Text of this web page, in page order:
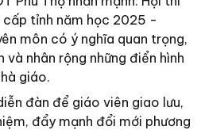
cấp tỉnh năm học 2025 -
môn có ý nghĩa quan trọng,
nhân rộng những điển hình
giáo.
đàn để giáo viên giao lưu,
đẩy mạnh đổi mới phương